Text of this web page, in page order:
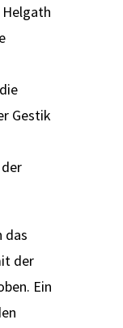
Gestik
das
der
Ein